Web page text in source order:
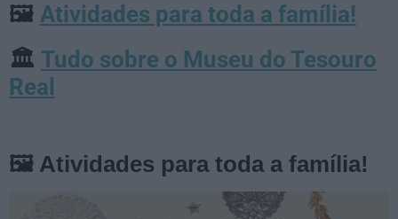
🖼️ Atividades para toda a família!
🏛️ Tudo sobre o Museu do Tesouro
Real
🖼️ Atividades para toda a família!